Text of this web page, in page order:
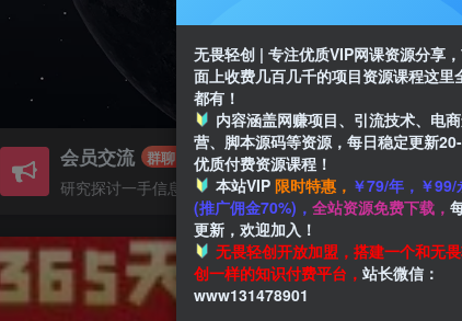
会员交流 群聊
研究探讨一手信息差
推
推
无畏轻创 | 专注优质VIP网课资源分享
面上收费几百几千的项目资源课程这里
都有！
内容涵盖网赚项目、引流技术、电
营、脚本源码等资源，每日稳定更新
优质付费资源课程！
本站VIP 限时特惠， ￥79/年，￥99/
(推广佣金70%)， 全站资源免费下载，
更新，欢迎加入！
无畏轻创开放加盟，搭建一个和无
创一样的知识付费平台， 站长微信：
www131478901